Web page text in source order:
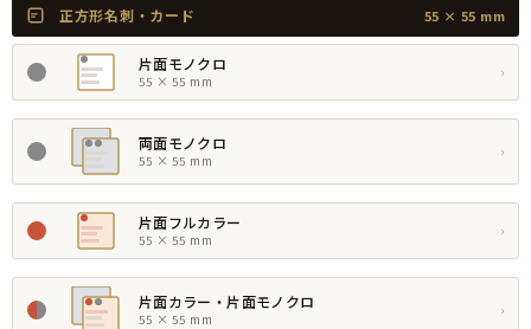
正方形名刺・カード 55 × 55 mm
片面モノクロ
55 × 55 mm
›
両面モノクロ
55 × 55 mm
›
片面フルカラー
55 × 55 mm
›
片面カラー・片面モノクロ
55 × 55 mm
›